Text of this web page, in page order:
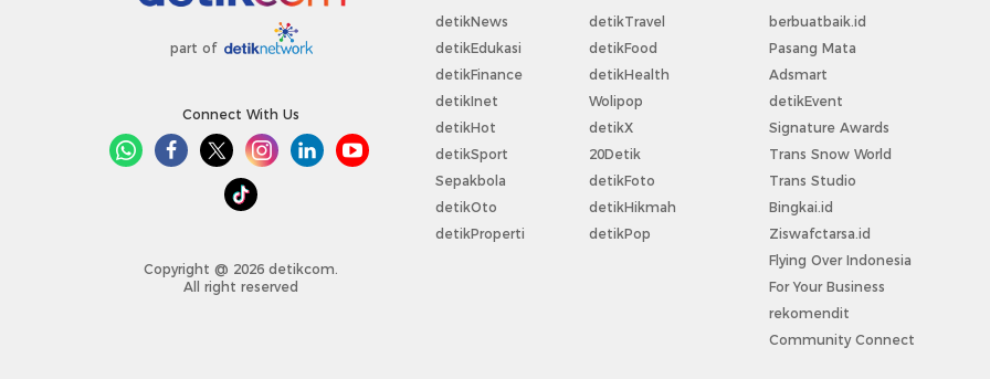
part of
Connect With Us
Copyright @ 2026 detikcom.
All right reserved
detikNews
detikEdukasi
detikFinance
detikInet
detikHot
detikSport
Sepakbola
detikOto
detikProperti
detikTravel
detikFood
detikHealth
Wolipop
detikX
20Detik
detikFoto
detikHikmah
detikPop
berbuatbaik.id
Pasang Mata
Adsmart
detikEvent
Signature Awards
Trans Snow World
Trans Studio
Bingkai.id
Ziswafctarsa.id
Flying Over Indonesia
For Your Business
rekomendit
Community Connect